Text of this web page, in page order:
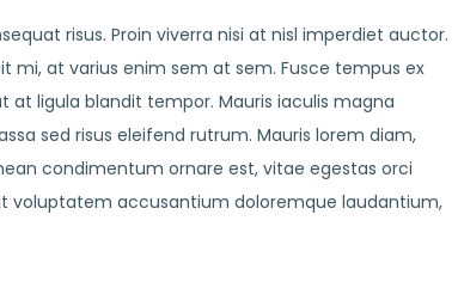
risus. Proin viverra nisi at nisl imperdiet auctor.
mi, at varius enim sem at sem. Fusce tempus ex
at ligula blandit tempor. Mauris iaculis magna
sed risus eleifend rutrum. Mauris lorem diam,
condimentum ornare est, vitae egestas orci
voluptatem accusantium doloremque laudantium,